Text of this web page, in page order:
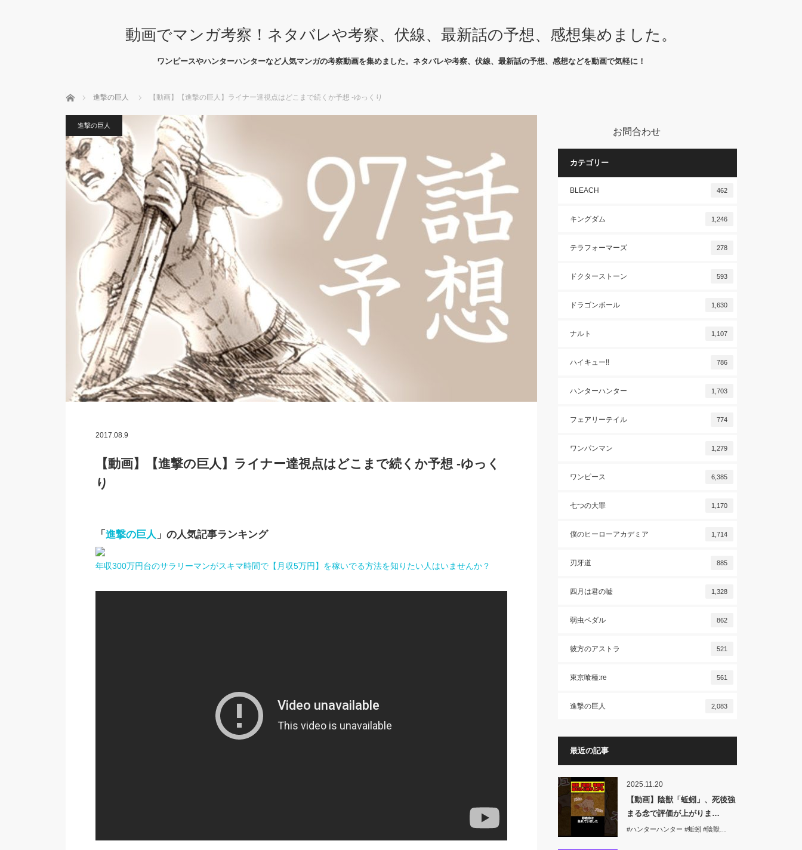
動画でマンガ考察！ネタバレや考察、伏線、最新話の予想、感想集めました。
ワンピースやハンターハンターなど人気マンガの考察動画を集めました。ネタバレや考察、伏線、最新話の予想、感想などを動画で気軽に！
ホーム 進撃の巨人 【動画】【進撃の巨人】ライナー達視点はどこまで続くか予想 -ゆっくり
進撃の巨人
2017.08.9
【動画】【進撃の巨人】ライナー達視点はどこまで続くか予想 -ゆっく
り
「 進撃の巨人 」の人気記事ランキング
年収300万円台のサラリーマンがスキマ時間で【月収5万円】を稼いでる方法を知りたい人はいませんか？
お問合わせ
カテゴリー
BLEACH 462
キングダム 1,246
テラフォーマーズ 278
ドクターストーン 593
ドラゴンボール 1,630
ナルト 1,107
ハイキュー!! 786
ハンターハンター 1,703
フェアリーテイル 774
ワンパンマン 1,279
ワンピース 6,385
七つの大罪 1,170
僕のヒーローアカデミア 1,714
刃牙道 885
四月は君の嘘 1,328
弱虫ペダル 862
彼方のアストラ 521
東京喰種:re 561
進撃の巨人 2,083
最近の記事
2025.11.20
【動画】陰獣「蚯蚓」、死後強
まる念で評価が上がりま…
#ハンターハンター #蚯蚓 #陰獣…